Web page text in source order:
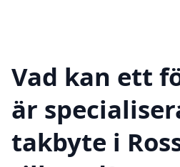
Vad kan ett
är
takbyte i